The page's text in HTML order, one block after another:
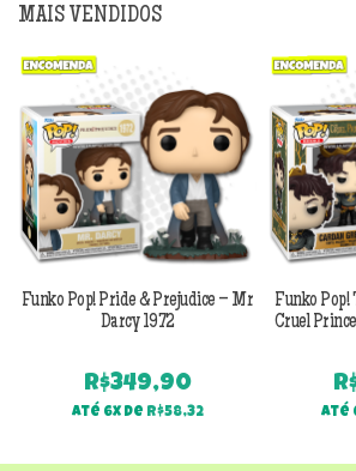
MAIS VENDIDOS
Funko Pop! Pride & Prejudice – Mr
Darcy 1972
R$349,90
Até 6x de R$58,32
Funko Pop!
Cruel
Até